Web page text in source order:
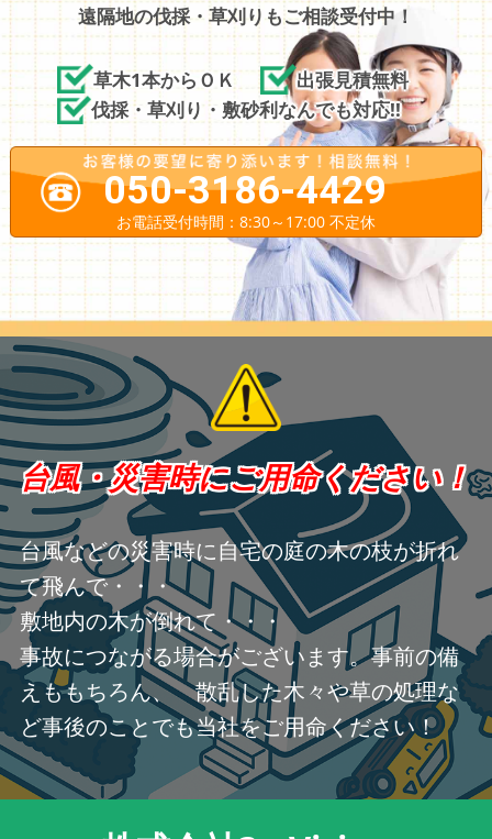
遠隔地の伐採・草刈りもご相談受付中！
草木1本からＯＫ
出張見積無料
伐採・草刈り・敷砂利なんでも対応!!
050-3186-4429
お電話受付時間：8:30～17:00 不定休
台風・災害時にご用命ください！
台風などの災害時に自宅の庭の木の枝が折れ
て飛んで・・・
敷地内の木が倒れて・・・
事故につながる場合がございます。事前の備
えももちろん、 散乱した木々や草の処理な
ど事後のことでも当社をご用命ください！